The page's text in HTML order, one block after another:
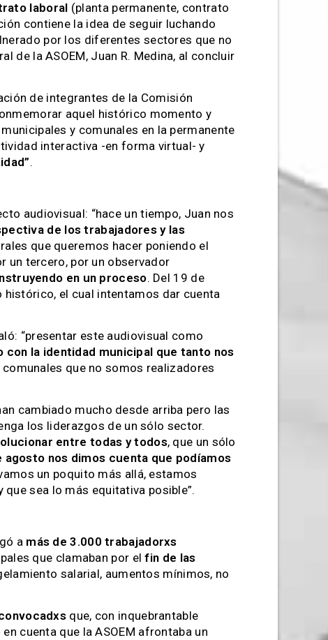
laboral (planta permanente, contrato
contiene la idea de seguir luchando
por los diferentes sectores que no
de la ASOEM, Juan R. Medina, al concluir
de integrantes de la Comisión
aquel histórico momento y
y comunales en la permanente
interactiva -en forma virtual- y
.
audiovisual: “hace un tiempo, Juan nos
de los trabajadores y las
que queremos hacer poniendo el
un tercero, por un observador
en un proceso. Del 19 de
el cual intentamos dar cuenta
“presentar este audiovisual como
con la identidad municipal que tanto nos
que no somos realizadores
cambiado mucho desde arriba pero las
los liderazgos de un sólo sector.
entre todas y todos, que un sólo
agosto nos dimos cuenta que podíamos
un poquito más allá, estamos
sea lo más equitativa posible”.
a más de 3.000 trabajadorxs
que clamaban por elfin de las
salarial, aumentos mínimos, no
que, con inquebrantable
cuenta que la ASOEM afrontaba un